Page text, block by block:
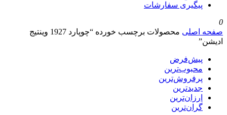
پیگیری سفارشات
0
صفحه اصلی
محصولات برچسب خورده “چوپارد 1927 وینتیج
ادیشن”
پیش‌فرض
محبوب‌ترین
پرفروش‌ترین
جدیدترین
ارزان‌ترین
گران‌ترین